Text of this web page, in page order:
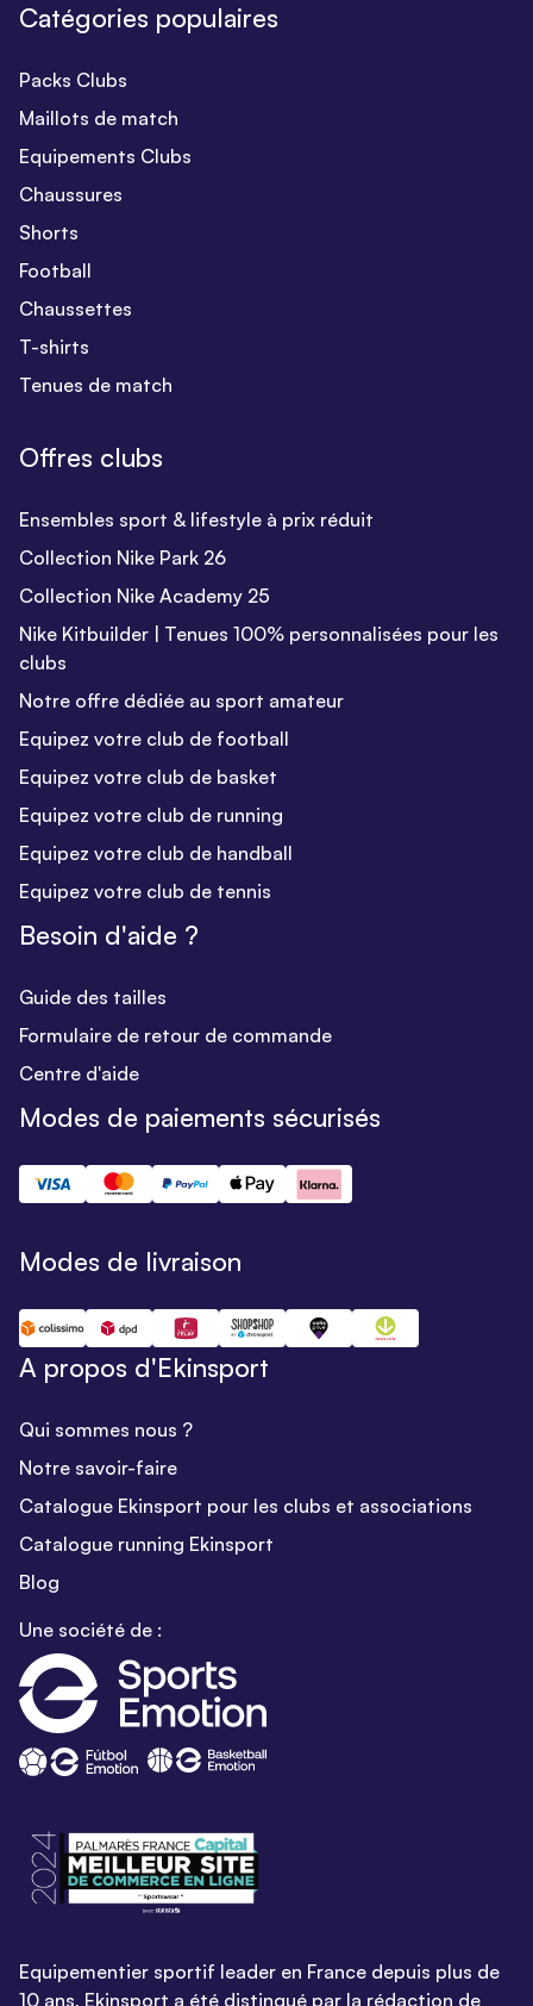
Catégories populaires
Packs Clubs
Maillots de match
Equipements Clubs
Chaussures
Shorts
Football
Chaussettes
T-shirts
Tenues de match
Offres clubs
Ensembles sport & lifestyle à prix réduit
Collection Nike Park 26
Collection Nike Academy 25
Nike Kitbuilder | Tenues 100% personnalisées pour les
clubs
Notre offre dédiée au sport amateur
Equipez votre club de football
Equipez votre club de basket
Equipez votre club de running
Equipez votre club de handball
Equipez votre club de tennis
Besoin d'aide ?
Guide des tailles
Formulaire de retour de commande
Centre d'aide
Modes de paiements sécurisés
Modes de livraison
A propos d'Ekinsport
Qui sommes nous ?
Notre savoir-faire
Catalogue Ekinsport pour les clubs et associations
Catalogue running Ekinsport
Blog
Une société de :
Equipementier sportif leader en France depuis plus de
10 ans, Ekinsport a été distingué par la rédaction de